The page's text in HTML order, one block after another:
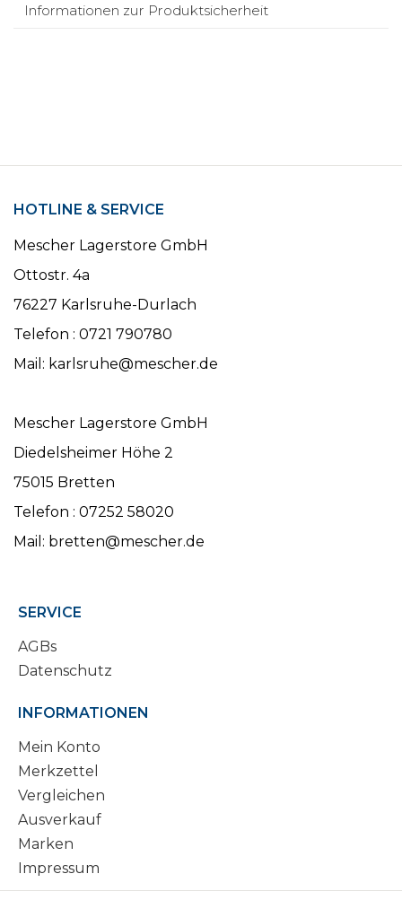
Informationen zur Produktsicherheit
HOTLINE & SERVICE
Mescher Lagerstore GmbH
Ottostr. 4a
76227 Karlsruhe-Durlach
Telefon : 0721 790780
Mail: karlsruhe@mescher.de
Mescher Lagerstore GmbH
Diedelsheimer Höhe 2
75015 Bretten
Telefon : 07252 58020
Mail: bretten@mescher.de
SERVICE
AGBs
Datenschutz
INFORMATIONEN
Mein Konto
Merkzettel
Vergleichen
Ausverkauf
Marken
Impressum